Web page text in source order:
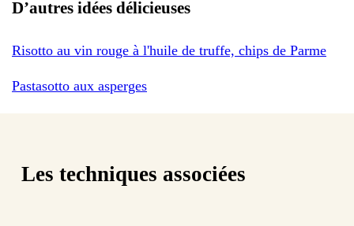
D’autres idées délicieuses
Risotto au vin rouge à l'huile de truffe, chips de Parme
Pastasotto aux asperges
Les techniques associées